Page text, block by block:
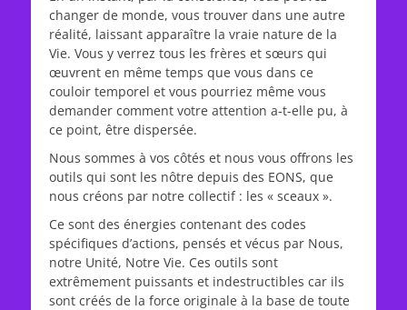
changer de monde, vous trouver dans une autre
réalité, laissant apparaître la vraie nature de la
Vie. Vous y verrez tous les frères et sœurs qui
œuvrent en même temps que vous dans ce
couloir temporel et vous pourriez même vous
demander comment votre attention a-t-elle pu, à
ce point, être dispersée.
Nous sommes à vos côtés et nous vous offrons les
outils qui sont les nôtre depuis des EONS, que
nous créons par notre collectif : les « sceaux ».
Ce sont des énergies contenant des codes
spécifiques d’actions, pensés et vécus par Nous,
notre Unité, Notre Vie. Ces outils sont
extrêmement puissants et indestructibles car ils
sont créés de la force originale à la base de toute